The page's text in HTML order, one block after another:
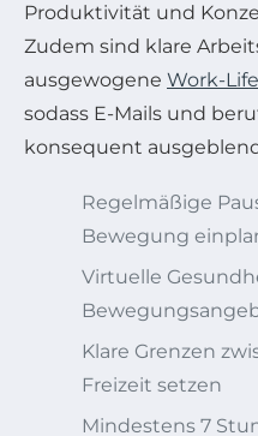
Produktivität und
Zudem sind klare
ausgewogene Work-
sodass E-Mails und
konsequent
Regelmäßige
Bewegung
Virtuelle
Klare Grenzen
Freizeit setzen
Mindestens 7